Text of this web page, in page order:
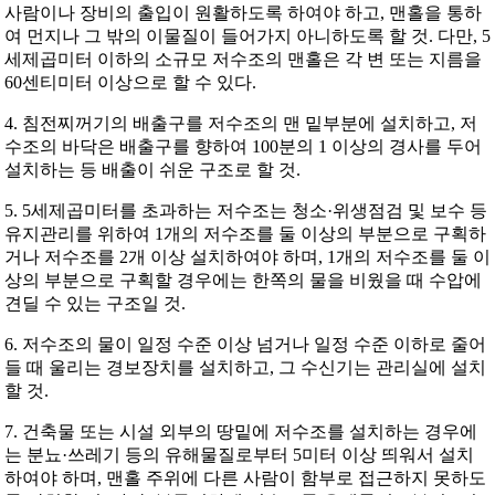
사람이나 장비의 출입이 원활하도록 하여야 하고, 맨홀을 통하
여 먼지나 그 밖의 이물질이 들어가지 아니하도록 할 것. 다만, 5
세제곱미터 이하의 소규모 저수조의 맨홀은 각 변 또는 지름을
60센티미터 이상으로 할 수 있다.
4. 침전찌꺼기의 배출구를 저수조의 맨 밑부분에 설치하고, 저
수조의 바닥은 배출구를 향하여 100분의 1 이상의 경사를 두어
설치하는 등 배출이 쉬운 구조로 할 것.
5. 5세제곱미터를 초과하는 저수조는 청소·위생점검 및 보수 등
유지관리를 위하여 1개의 저수조를 둘 이상의 부분으로 구획하
거나 저수조를 2개 이상 설치하여야 하며, 1개의 저수조를 둘 이
상의 부분으로 구획할 경우에는 한쪽의 물을 비웠을 때 수압에
견딜 수 있는 구조일 것.
6. 저수조의 물이 일정 수준 이상 넘거나 일정 수준 이하로 줄어
들 때 울리는 경보장치를 설치하고, 그 수신기는 관리실에 설치
할 것.
7. 건축물 또는 시설 외부의 땅밑에 저수조를 설치하는 경우에
는 분뇨·쓰레기 등의 유해물질로부터 5미터 이상 띄워서 설치
하여야 하며, 맨홀 주위에 다른 사람이 함부로 접근하지 못하도